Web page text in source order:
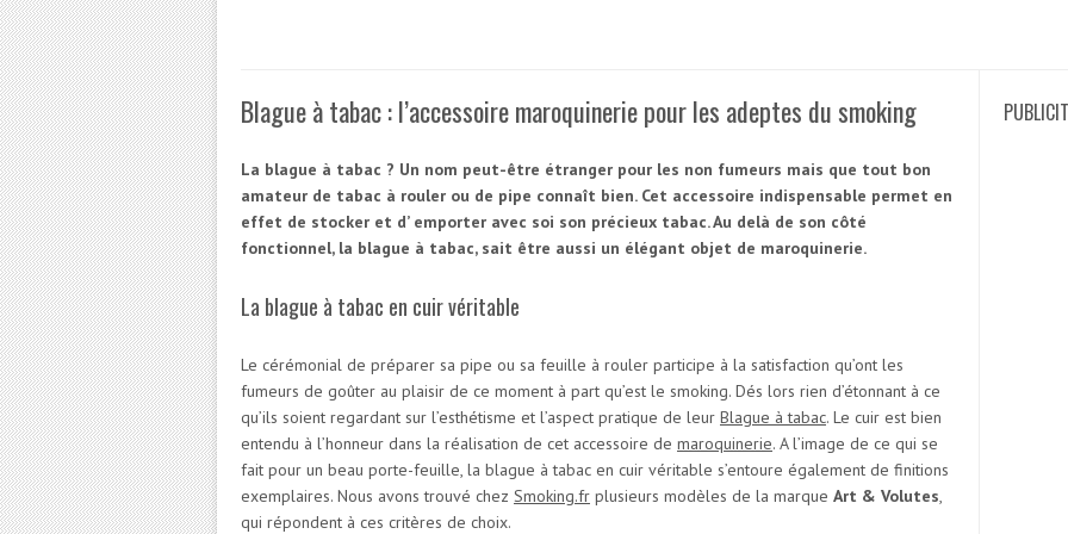
Blague à tabac : l’accessoire maroquinerie pour les adeptes du smoking
La blague à tabac ? Un nom peut-être étranger pour les non fumeurs mais que tout bon
amateur de tabac à rouler ou de pipe connaît bien. Cet accessoire indispensable permet en
effet de stocker et d’ emporter avec soi son précieux tabac. Au delà de son côté
fonctionnel, la blague à tabac, sait être aussi un élégant objet de maroquinerie.
La blague à tabac en cuir véritable
Le cérémonial de préparer sa pipe ou sa feuille à rouler participe à la satisfaction qu’ont les
fumeurs de goûter au plaisir de ce moment à part qu’est le smoking. Dés lors rien d’étonnant à ce
qu’ils soient regardant sur l’esthétisme et l’aspect pratique de leur Blague à tabac. Le cuir est bien
entendu à l’honneur dans la réalisation de cet accessoire de maroquinerie. A l’image de ce qui se
fait pour un beau porte-feuille, la blague à tabac en cuir véritable s’entoure également de finitions
exemplaires. Nous avons trouvé chez Smoking.fr plusieurs modèles de la marque Art & Volutes,
qui répondent à ces critères de choix.